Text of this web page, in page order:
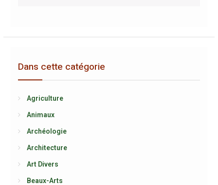
Dans cette catégorie
Agriculture
Animaux
Archéologie
Architecture
Art Divers
Beaux-Arts